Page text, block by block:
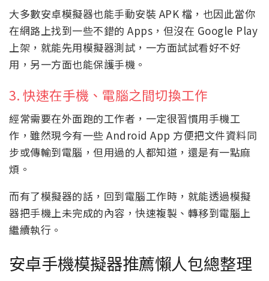
大多數安卓模擬器也能手動安裝 APK 檔，也因此當你
在網路上找到一些不錯的 Apps，但沒在 Google Play
上架，就能先用模擬器測試，一方面試試看好不好
用，另一方面也能保護手機。
3. 快速在手機、電腦之間切換工作
經常需要在外面跑的工作者，一定很習慣用手機工
作，雖然現今有一些 Android App 方便把文件資料同
步或傳輸到電腦，但用過的人都知道，還是有一點麻
煩。
而有了模擬器的話，回到電腦工作時，就能透過模擬
器把手機上未完成的內容，快速複製、轉移到電腦上
繼續執行。
安卓手機模擬器推薦懶人包總整理